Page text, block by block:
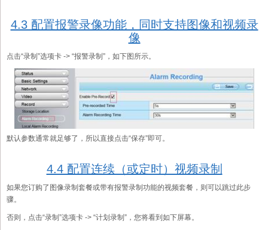
4.3 配置报警录像功能，同时支持图像和视频录
像
点击“录制”选项卡 -> “报警录制”，如下图所示。
默认参数通常就足够了，所以直接点击“保存”即可。
4.4 配置连续（或定时）视频录制
如果您订购了图像录制套餐或带有报警录制功能的视频套餐，则可以跳过此步
骤。
否则，点击“录制”选项卡 -> “计划录制”，您将看到如下屏幕。